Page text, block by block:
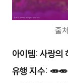
출
아이템: 사랑의
유행 지수: